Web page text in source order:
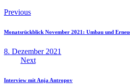
Previous
Monatsrückblick November 2021: Umbau und
8. Dezember 2021
Next
Interview mit Anja Antropov